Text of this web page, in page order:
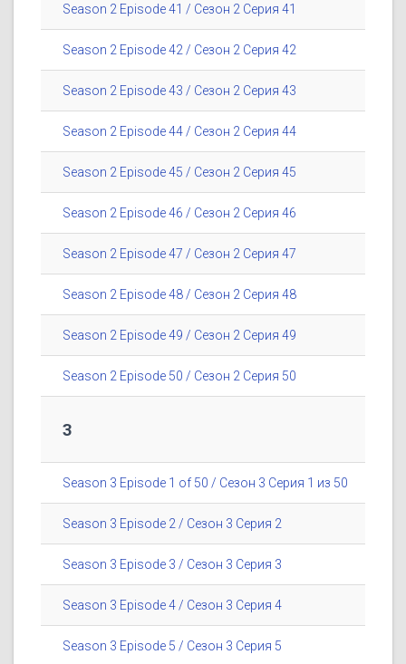
Season 2 Episode 41 / Сезон 2 Серия 41
Season 2 Episode 42 / Сезон 2 Серия 42
Season 2 Episode 43 / Сезон 2 Серия 43
Season 2 Episode 44 / Сезон 2 Серия 44
Season 2 Episode 45 / Сезон 2 Серия 45
Season 2 Episode 46 / Сезон 2 Серия 46
Season 2 Episode 47 / Сезон 2 Серия 47
Season 2 Episode 48 / Сезон 2 Серия 48
Season 2 Episode 49 / Сезон 2 Серия 49
Season 2 Episode 50 / Сезон 2 Серия 50
3
Season 3 Episode 1 of 50 / Сезон 3 Серия 1 из 50
Season 3 Episode 2 / Сезон 3 Серия 2
Season 3 Episode 3 / Сезон 3 Серия 3
Season 3 Episode 4 / Сезон 3 Серия 4
Season 3 Episode 5 / Сезон 3 Серия 5